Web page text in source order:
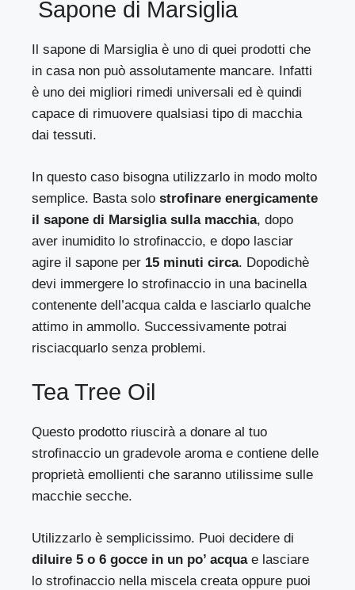
Sapone di Marsiglia
Il sapone di Marsiglia è uno di quei prodotti che
in casa non può assolutamente mancare. Infatti
è uno dei migliori rimedi universali ed è quindi
capace di rimuovere qualsiasi tipo di macchia
dai tessuti.
In questo caso bisogna utilizzarlo in modo molto
semplice. Basta solostrofinare energicamente
il sapone di Marsiglia sulla macchia, dopo
aver inumidito lo strofinaccio, e dopo lasciar
agire il sapone per 15 minuti circa. Dopodichè
devi immergere lo strofinaccio in una bacinella
contenente dell’acqua calda e lasciarlo qualche
attimo in ammollo. Successivamente potrai
risciacquarlo senza problemi.
Tea Tree Oil
Questo prodotto riuscirà a donare al tuo
strofinaccio un gradevole aroma e contiene delle
proprietà emollienti che saranno utilissime sulle
macchie secche.
Utilizzarlo è semplicissimo. Puoi decidere di
diluire 5 o 6 gocce in un po’ acquae lasciare
lo strofinaccio nella miscela creata oppure puoi